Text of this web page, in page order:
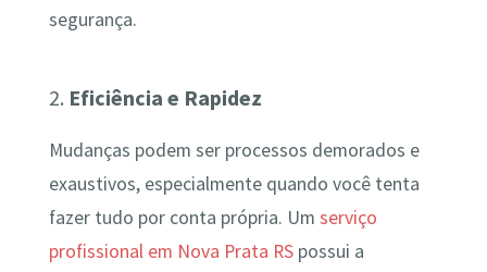
segurança.
2. Eficiência e Rapidez
Mudanças podem ser processos demorados e
exaustivos, especialmente quando você tenta
fazer tudo por conta própria. Um serviço
profissional em Nova Prata RSpossui a